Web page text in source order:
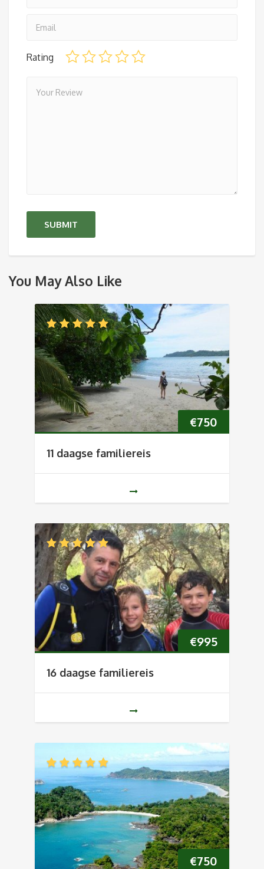
1 …
Rating
You May Also Like
€750
11 daagse familiereis
€995
16 daagse familiereis
€750